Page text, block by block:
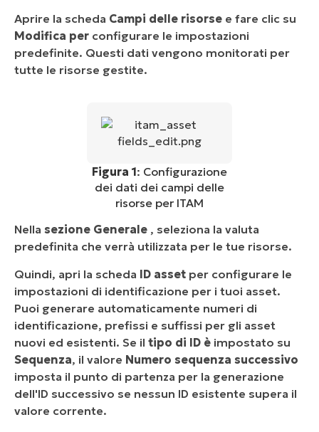
Aprire la scheda Campi delle risorse e fare clic su
Modifica per configurare le impostazioni
predefinite. Questi dati vengono monitorati per
tutte le risorse gestite.
Figura 1: Configurazione
dei dati dei campi delle
risorse per ITAM
Nella sezione Generale , seleziona la valuta
predefinita che verrà utilizzata per le tue risorse.
Quindi, apri la scheda ID asset per configurare le
impostazioni di identificazione per i tuoi asset.
Puoi generare automaticamente numeri di
identificazione, prefissi e suffissi per gli asset
nuovi ed esistenti. Se il tipo di ID è impostato su
Sequenza, il valore Numero sequenza successivo
imposta il punto di partenza per la generazione
dell'ID successivo se nessun ID esistente supera il
valore corrente.